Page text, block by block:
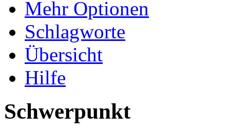
Mehr Optionen
Schlagworte
Übersicht
Hilfe
Schwerpunkt